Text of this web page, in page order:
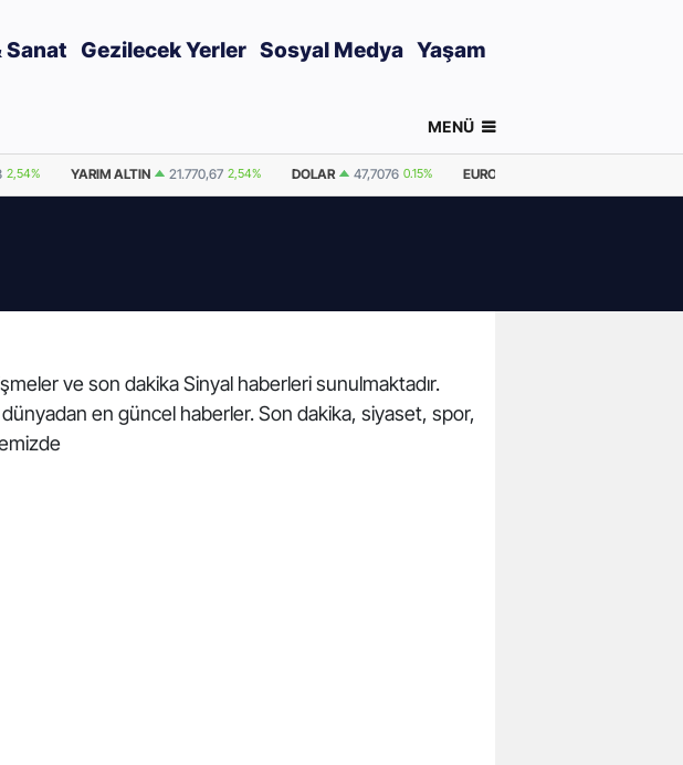
Sanat Gezilecek Yerler Sosyal Medya Yaşam
MENÜ
2,54% YARIM ALTIN 21.770,67 2,54% DOLAR 47,7076 0.15% EURO
ve son dakika Sinyal haberleri sunulmaktadır.
en güncel haberler. Son dakika, siyaset, spor,